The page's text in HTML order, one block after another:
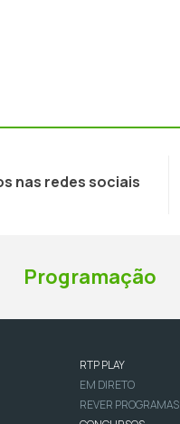
nas redes sociais
Programação
RTP PLAY
EM DIRETO
REVER PROGRAMAS